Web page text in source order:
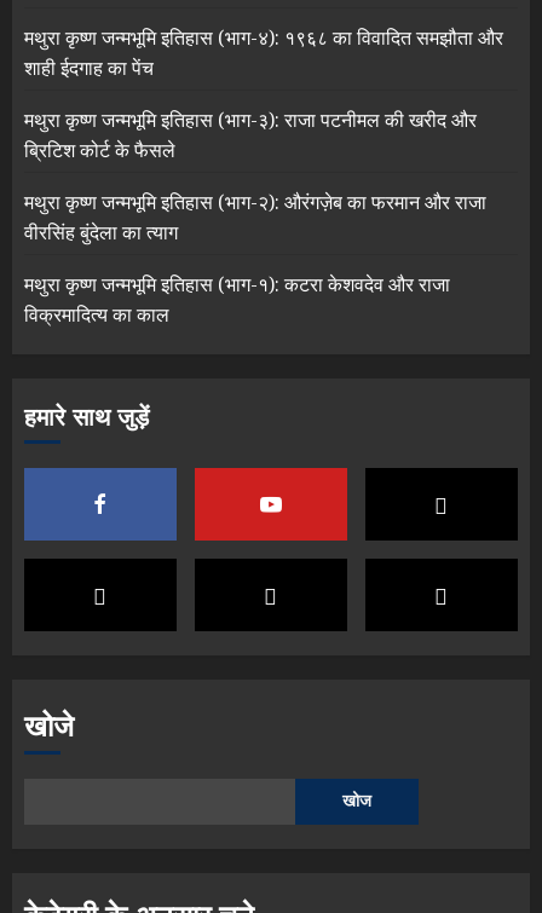
मथुरा कृष्ण जन्मभूमि इतिहास (भाग-४): १९६८ का विवादित समझौता और
शाही ईदगाह का पेंच
मथुरा कृष्ण जन्मभूमि इतिहास (भाग-३): राजा पटनीमल की खरीद और
ब्रिटिश कोर्ट के फैसले
मथुरा कृष्ण जन्मभूमि इतिहास (भाग-२): औरंगज़ेब का फरमान और राजा
वीरसिंह बुंदेला का त्याग
मथुरा कृष्ण जन्मभूमि इतिहास (भाग-१): कटरा केशवदेव और राजा
विक्रमादित्य का काल
हमारे साथ जुड़ें
खोजे
खोज